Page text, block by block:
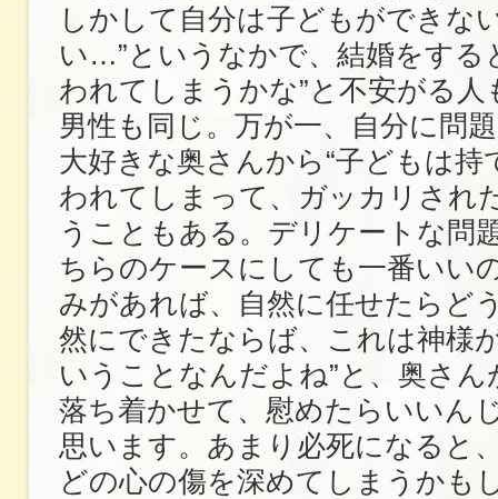
しかして自分は子どもができな
い…”というなかで、結婚をする
われてしまうかな”と不安がる
男性も同じ。万が一、自分に問
大好きな奥さんから“子どもは持
われてしまって、ガッカリされ
うこともある。デリケートな問
ちらのケースにしても一番いい
みがあれば、自然に任せたらど
然にできたならば、これは神様
いうことなんだよね”と、奥さ
落ち着かせて、慰めたらいいん
思います。あまり必死になると
どの心の傷を深めてしまうかも